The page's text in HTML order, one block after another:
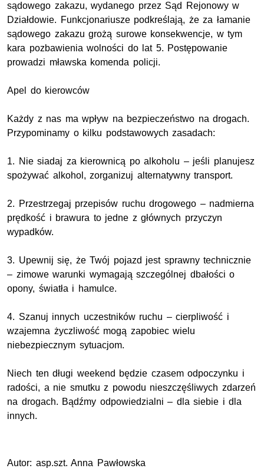
sądowego zakazu, wydanego przez Sąd Rejonowy w
Działdowie. Funkcjonariusze podkreślają, że za łamanie
sądowego zakazu grożą surowe konsekwencje, w tym
kara pozbawienia wolności do lat 5. Postępowanie
prowadzi mławska komenda policji.
Apel do kierowców
Każdy z nas ma wpływ na bezpieczeństwo na drogach.
Przypominamy o kilku podstawowych zasadach:
1. Nie siadaj za kierownicą po alkoholu – jeśli planujesz
spożywać alkohol, zorganizuj alternatywny transport.
2. Przestrzegaj przepisów ruchu drogowego – nadmierna
prędkość i brawura to jedne z głównych przyczyn
wypadków.
3. Upewnij się, że Twój pojazd jest sprawny technicznie
– zimowe warunki wymagają szczególnej dbałości o
opony, światła i hamulce.
4. Szanuj innych uczestników ruchu – cierpliwość i
wzajemna życzliwość mogą zapobiec wielu
niebezpiecznym sytuacjom.
Niech ten długi weekend będzie czasem odpoczynku i
radości, a nie smutku z powodu nieszczęśliwych zdarzeń
na drogach. Bądźmy odpowiedzialni – dla siebie i dla
innych.
Autor: asp.szt. Anna Pawłowska